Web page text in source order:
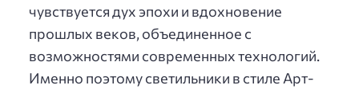
чувствуется дух эпохи и вдохновение
прошлых веков, объединенное с
возможностями современных технологий.
Именно поэтому светильники в стиле Арт-